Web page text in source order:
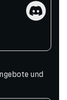
und